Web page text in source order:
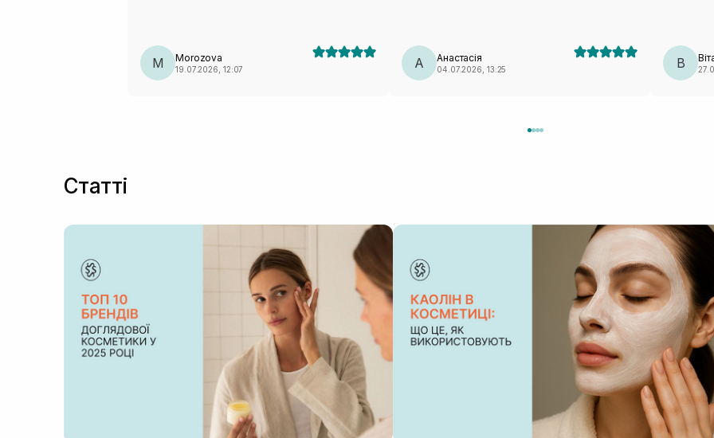
M Morozova
19.07.2026, 12:07 А Анастасія
04.07.2026, 13:25 В
Статті